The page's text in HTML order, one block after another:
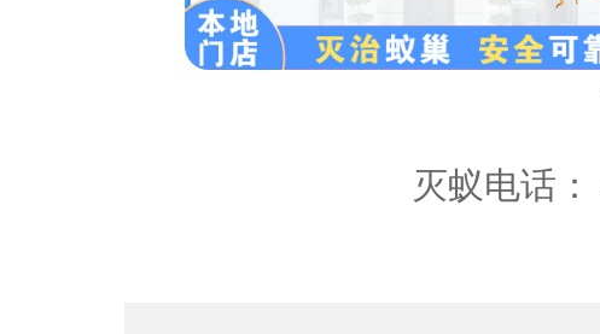
灭蚁电话：